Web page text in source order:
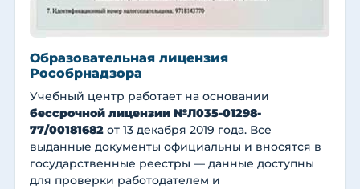
Образовательная лицензия
Рособрнадзора
Учебный центр работает на основании
бессрочной лицензии №Л035-01298-
77/00181682 от 13 декабря 2019 года. Все
выданные документы официальны и вносятся в
государственные реестры — данные доступны
для проверки работодателем и